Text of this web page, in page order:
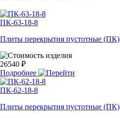
ПК-63-18-8
Плиты перекрытия пустотные (ПК)
26540 ₽
Подробнее
ПК-62-18-8
Плиты перекрытия пустотные (ПК)